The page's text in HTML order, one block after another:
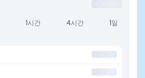
1시간 4시간 1일